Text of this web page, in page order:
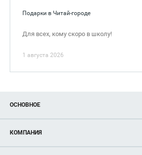
Подарки в Читай-городе
Для всех, кому скоро в школу!
1 августа 2026
ОСНОВНОЕ
Новости
Магазины
КОМПАНИЯ